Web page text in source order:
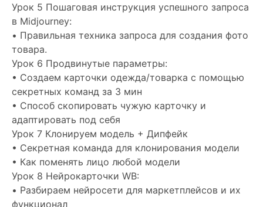
Урок 5 Пошаговая инструкция успешного запроса
в Midjourney:
• Правильная техника запроса для создания фото
товара.
Урок 6 Продвинутые параметры:
• Создаем карточки одежда/товарка с помощью
секретных команд за 3 мин
• Способ скопировать чужую карточку и
адаптировать под себя
Урок 7 Клонируем модель + Дипфейк
• Секретная команда для клонирования модели
• Как поменять лицо любой модели
Урок 8 Нейрокарточки WB:
• Разбираем нейросети для маркетплейсов и их
функционал